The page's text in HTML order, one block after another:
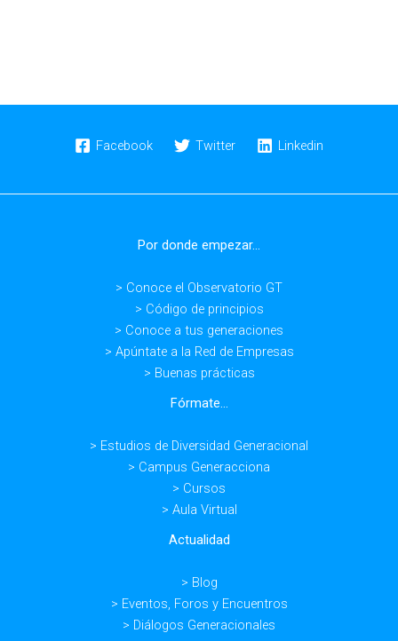
Facebook Twitter Linkedin
Por donde empezar...
> Conoce el Observatorio GT
> Código de principios
> Conoce a tus generaciones
> Apúntate a la Red de Empresas
> Buenas prácticas
Fórmate...
> Estudios de Diversidad Generacional
> Campus Generacciona
> Cursos
> Aula Virtual
Actualidad
> Blog
> Eventos, Foros y Encuentros
> Diálogos Generacionales